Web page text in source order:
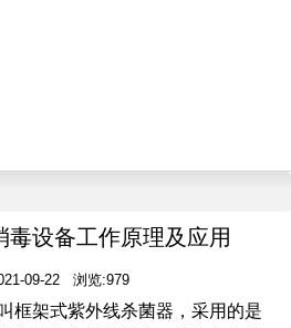
毒设备工作原理及应用
09-22 浏览:979
框架式紫外线杀菌器，采用的是